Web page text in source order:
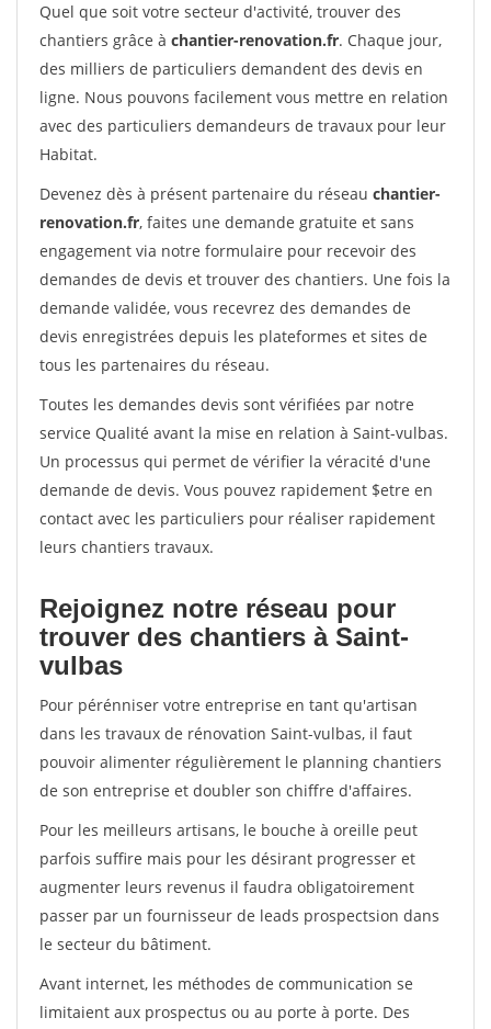
Quel que soit votre secteur d'activité, trouver des
chantiers grâce à chantier-renovation.fr. Chaque jour,
des milliers de particuliers demandent des devis en
ligne. Nous pouvons facilement vous mettre en relation
avec des particuliers demandeurs de travaux pour leur
Habitat.
Devenez dès à présent partenaire du réseau chantier-
renovation.fr, faites une demande gratuite et sans
engagement via notre formulaire pour recevoir des
demandes de devis et trouver des chantiers. Une fois la
demande validée, vous recevrez des demandes de
devis enregistrées depuis les plateformes et sites de
tous les partenaires du réseau.
Toutes les demandes devis sont vérifiées par notre
service Qualité avant la mise en relation à Saint-vulbas.
Un processus qui permet de vérifier la véracité d'une
demande de devis. Vous pouvez rapidement $etre en
contact avec les particuliers pour réaliser rapidement
leurs chantiers travaux.
Rejoignez notre réseau pour
trouver des chantiers à Saint-
vulbas
Pour pérénniser votre entreprise en tant qu'artisan
dans les travaux de rénovation Saint-vulbas, il faut
pouvoir alimenter régulièrement le planning chantiers
de son entreprise et doubler son chiffre d'affaires.
Pour les meilleurs artisans, le bouche à oreille peut
parfois suffire mais pour les désirant progresser et
augmenter leurs revenus il faudra obligatoirement
passer par un fournisseur de leads prospectsion dans
le secteur du bâtiment.
Avant internet, les méthodes de communication se
limitaient aux prospectus ou au porte à porte. Des